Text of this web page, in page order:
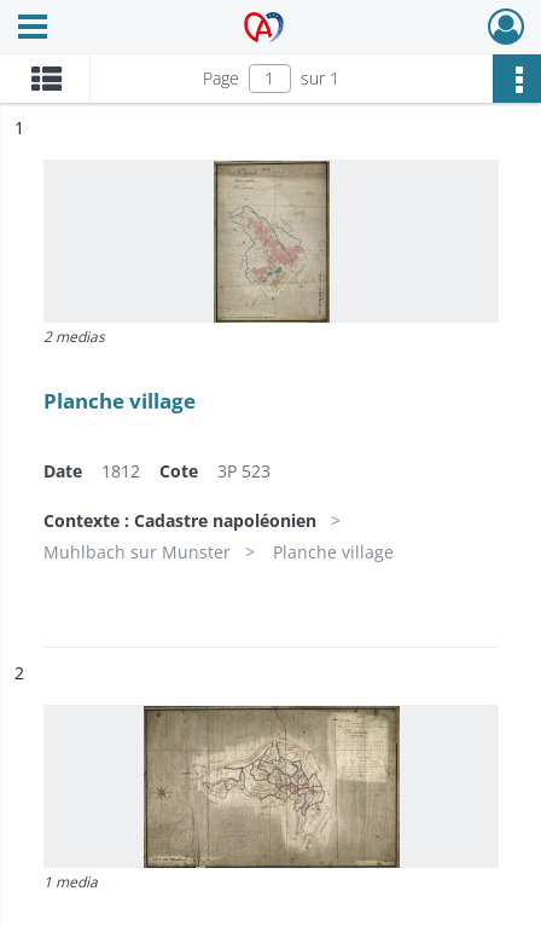
Archives Alsace - Colmar
Ouvrir le menu déroulant
Page sur 1
n°
1
2 medias
Planche village
Date 1812 Cote 3P 523
Contexte : Cadastre napoléonien
Muhlbach sur Munster
Planche village
n°
2
1 media